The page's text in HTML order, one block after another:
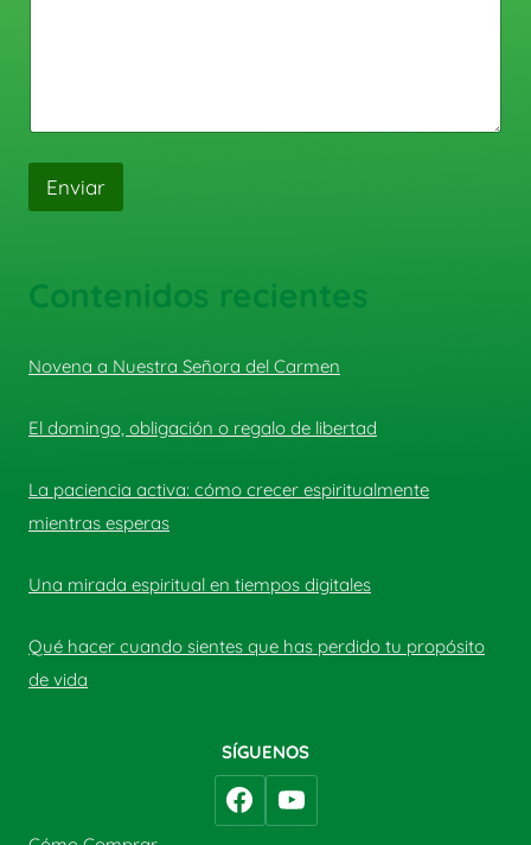
Enviar
Contenidos recientes
Novena a Nuestra Señora del Carmen
El domingo, obligación o regalo de libertad
La paciencia activa: cómo crecer espiritualmente
mientras esperas
Una mirada espiritual en tiempos digitales
Qué hacer cuando sientes que has perdido tu propósito
de vida
SÍGUENOS